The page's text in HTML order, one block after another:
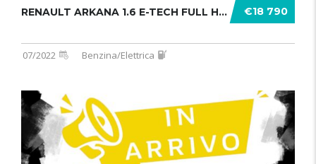
€18 790
RENAULT ARKANA 1.6 E-TECH FULL HYBR .......
07/2022 Benzina/Elettrica